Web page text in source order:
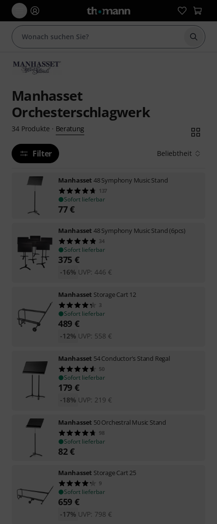
Suche
Manhasset
Orchesterschlagwerk
34 Produkte · Beratung
Filter Beliebtheit
Manhasset 48 Symphony Music Stand
137
Sofort lieferbar
77€
Manhasset 48 Symphony Music Stand (6pcs)
34
Sofort lieferbar
375 €
UVP: 446 €
-16%
Manhasset Storage Cart 12
3
Sofort lieferbar
489 €
UVP: 558 €
-12%
Manhasset 54 Conductor's Stand Regal
50
Sofort lieferbar
179 €
UVP: 219 €
-18%
Manhasset 50 Orchestral Music Stand
98
Sofort lieferbar
82€
Manhasset Storage Cart 25
9
Sofort lieferbar
659 €
UVP: 798 €
-17%